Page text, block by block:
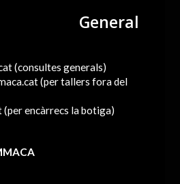
General
(consultes generals)
(per tallers fora del
encàrrecs la botiga)